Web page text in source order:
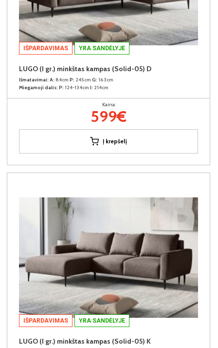
IŠPARDAVIMAS YRA SANDĖLYJE
LUGO (I gr.) minkštas kampas (Solid-05) D
Išmatavimai: A: 84cm P: 245cm G: 163cm
Miegamoji dalis: P: 124-134cm I: 214cm
Kaina:
599€
Į krepšelį
IŠPARDAVIMAS YRA SANDĖLYJE
LUGO (I gr.) minkštas kampas (Solid-05) K